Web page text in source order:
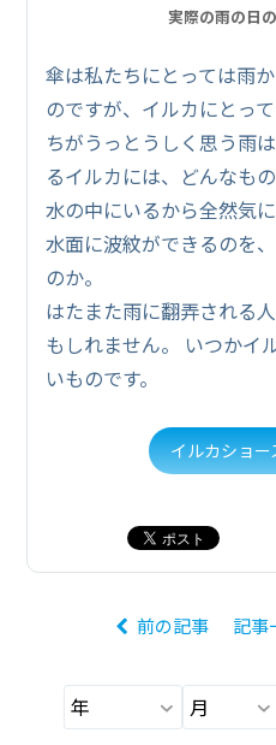
実際の雨の日
傘は私たちにとっては雨
のですが、イルカにとっ
ちがうっとうしく思う雨
るイルカには、どんなも
水の中にいるから全然気
水面に波紋ができるのを
のか。
はたまた雨に翻弄される
もしれません。 いつかイ
いものです。
イルカショー
前の記事 記事